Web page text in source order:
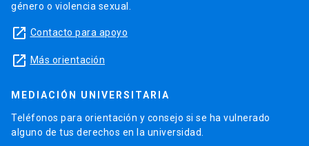
género o violencia sexual.
launch Contacto para apoyo
launch Más orientación
MEDIACIÓN UNIVERSITARIA
Teléfonos para orientación y consejo si se ha vulnerado
alguno de tus derechos en la universidad.